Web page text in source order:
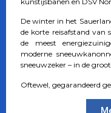
De winter in het
de korte reisafstand van
de meest
moderne
sneeuwzeker – in de
Oftewel, gegarandeerd